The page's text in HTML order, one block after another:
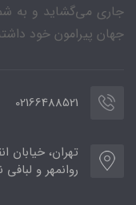
جاری می‌گشاید و به
جهان پیرامون خود
02166488521
تهران، خیابان
روانمهر و